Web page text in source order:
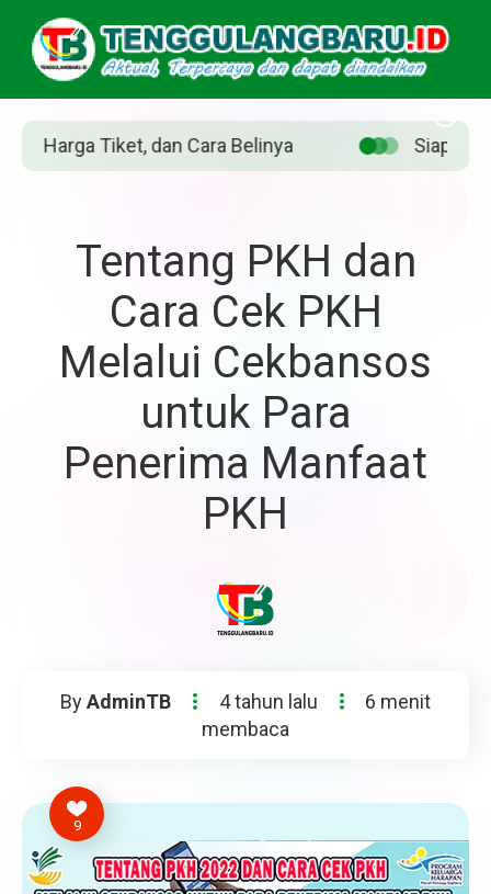
Jean Grey? Pahlawan Marvel yang diperankan
Tentang PKH dan
Cara Cek PKH
Melalui Cekbansos
untuk Para
Penerima Manfaat
PKH
ByAdminTB 4 tahun lalu
6 menit
membaca
9